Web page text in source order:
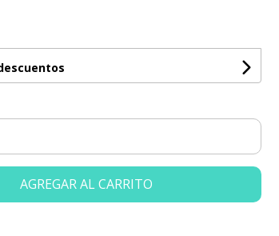
AGREGAR AL CARRITO